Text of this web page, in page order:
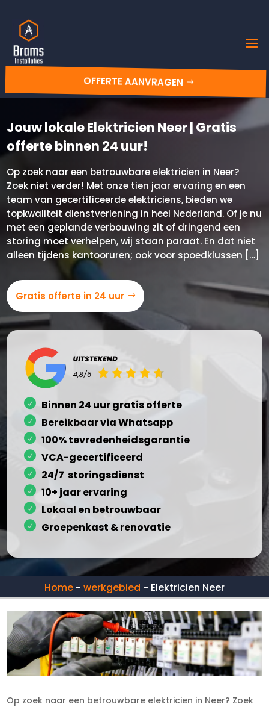
OFFERTE AANVRAGEN
Jouw lokale Elektricien Neer | Gratis
offerte binnen 24 uur!
Op zoek naar een betrouwbare elektricien in Neer?
Zoek niet verder! Met onze tien jaar ervaring en een
team van gecertificeerde elektriciens, bieden we
topkwaliteit dienstverlening in heel Nederland. Of je nu
met een geplande verbouwing zit of dringend een
storing moet verhelpen, wij staan paraat. En dat niet
alleen tijdens kantooruren; ook voor spoedklussen […]
Gratis offerte in 24 uur
Binnen 24 uur gratis offerte
Bereikbaar via Whatsapp
100% tevredenheidsgarantie
VCA-gecertificeerd
24/7 storingsdienst
10+ jaar ervaring
Lokaal en betrouwbaar
Groepenkast & renovatie
Home - werkgebied - Elektricien Neer
Op zoek naar een betrouwbare elektricien in Neer? Zoek